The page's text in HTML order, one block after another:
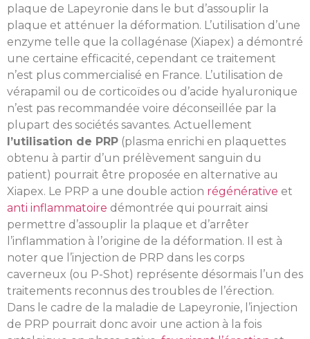
plaque de Lapeyronie dans le but d’assouplir la
plaque et atténuer la déformation. L’utilisation d’une
enzyme telle que la collagénase (Xiapex) a démontré
une certaine efficacité, cependant ce traitement
n’est plus commercialisé en France. L’utilisation de
vérapamil ou de corticoïdes ou d’acide hyaluronique
n’est pas recommandée voire déconseillée par la
plupart des sociétés savantes. Actuellement
l’utilisation de PRP (plasma enrichi en plaquettes
obtenu à partir d’un prélèvement sanguin du
patient) pourrait être proposée en alternative au
Xiapex. Le PRP a une double action régénérative et
anti inflammatoire démontrée qui pourrait ainsi
permettre d’assouplir la plaque et d’arrêter
l’inflammation à l’origine de la déformation. Il est à
noter que l’injection de PRP dans les corps
caverneux (ou P-Shot) représente désormais l’un des
traitements reconnus des troubles de l’érection.
Dans le cadre de la maladie de Lapeyronie, l’injection
de PRP pourrait donc avoir une action à la fois